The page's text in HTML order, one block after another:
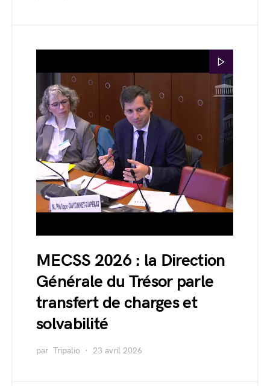
MECSS 2026 : la Direction
Générale du Trésor parle
transfert de charges et
solvabilité
par Tripalio 23 avril 2026